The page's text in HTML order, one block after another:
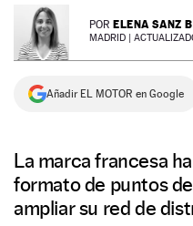
PREMIOS
SERVICIOS
POR ELENA SANZ
MADRID |
Añadir EL MOTOR en Google
La marca francesa
formato de puntos
ampliar su red de